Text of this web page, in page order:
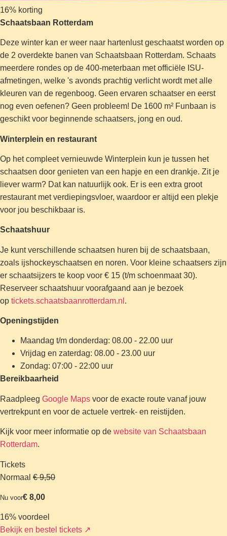
16% korting
Schaatsbaan Rotterdam
Deze winter kan er weer naar hartenlust geschaatst worden op
de 2 overdekte banen van Schaatsbaan Rotterdam. Schaats
meerdere rondes op de 400-meterbaan met officiële ISU-
afmetingen, welke 's avonds prachtig verlicht wordt met alle
kleuren van de regenboog. Geen ervaren schaatser en eerst
nog even oefenen? Geen probleem! De 1600 m² Funbaan is
geschikt voor beginnende schaatsers, jong en oud.
Winterplein en restaurant
Op het compleet vernieuwde Winterplein kun je tussen het
schaatsen door genieten van een hapje en een drankje. Zit je
liever warm? Dat kan natuurlijk ook. Er is een extra groot
restaurant met verdiepingsvloer, waardoor er altijd een plekje
voor jou beschikbaar is.
Schaatshuur
Je kunt verschillende schaatsen huren bij de schaatsbaan,
zoals ijshockeyschaatsen en noren. Voor kleine schaatsers zijn
er schaatsijzers te koop voor € 15 (t/m schoenmaat 30).
Reserveer schaatshuur voorafgaand aan je bezoek
op tickets.schaatsbaanrotterdam.nl .
Openingstijden
Maandag t/m donderdag: 08.00 - 22.00 uur
Vrijdag en zaterdag: 08.00 - 23.00 uur
Zondag: 07:00 - 22:00 uur
Bereikbaarheid
Raadpleeg Google Maps voor de exacte route vanaf jouw
vertrekpunt en voor de actuele vertrek- en reistijden.
Kijk voor meer informatie op de website van Schaatsbaan
Rotterdam.
Tickets
Normaal € 9,50
Nu voor€ 8,00
16% voordeel
Bekijk en bestel tickets ↗